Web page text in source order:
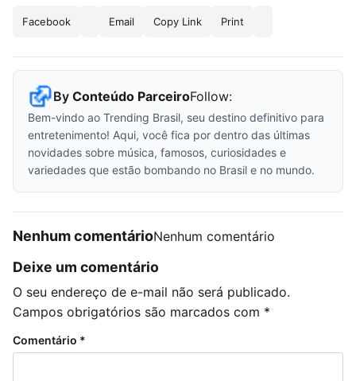
Facebook Email Copy Link Print
By Conteúdo ParceiroFollow:
Bem-vindo ao Trending Brasil, seu destino definitivo para
entretenimento! Aqui, você fica por dentro das últimas
novidades sobre música, famosos, curiosidades e
variedades que estão bombando no Brasil e no mundo.
Nenhum comentárioNenhum comentário
Deixe um comentário
O seu endereço de e-mail não será publicado.
Campos obrigatórios são marcados com *
Comentário *